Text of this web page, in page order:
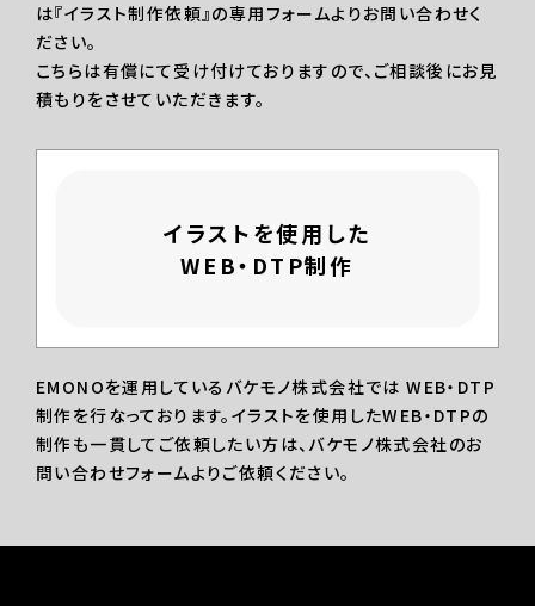
は『イラスト制作依頼』の専用フォームよりお問い合わせく
ださい。
こちらは有償にて受け付けておりますので、ご相談後にお見
積もりをさせていただきます。
イラストを使用した
WEB・DTP制作
EMONOを運用しているバケモノ株式会社では WEB・DTP
制作を行なっております。イラストを使用したWEB・DTPの
制作も一貫してご依頼したい方は、バケモノ株式会社のお
問い合わせフォームよりご依頼ください。